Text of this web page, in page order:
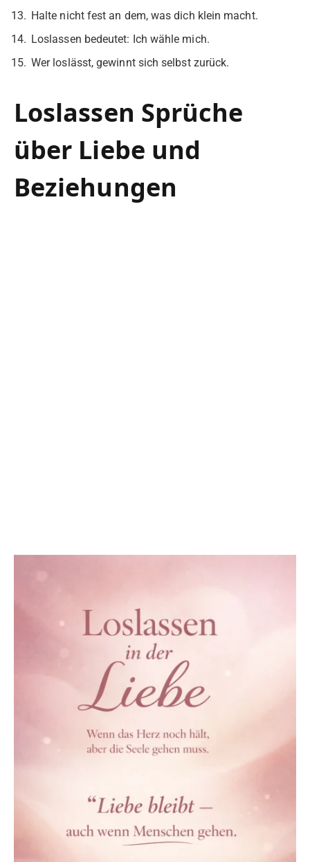
Halte nicht fest an dem, was dich klein macht.
Loslassen bedeutet: Ich wähle mich.
Wer loslässt, gewinnt sich selbst zurück.
Loslassen Sprüche
über Liebe und
Beziehungen